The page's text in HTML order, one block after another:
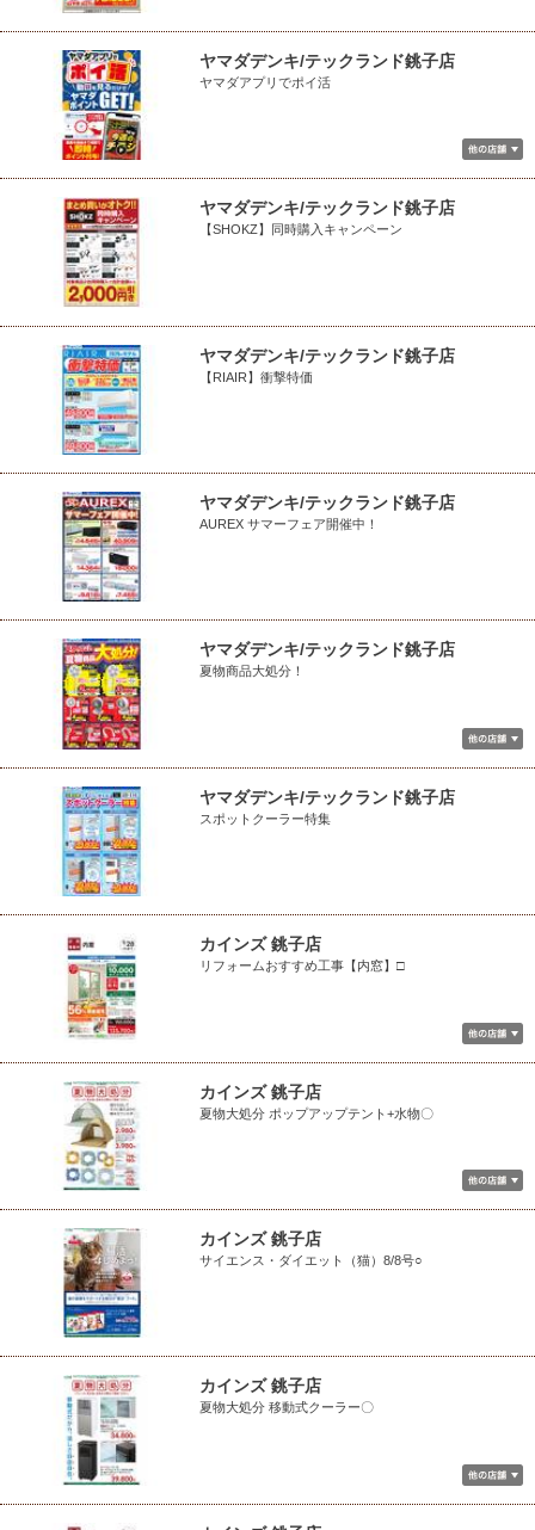
ヤマダデンキ/テックランド銚子店
ヤマダアプリでポイ活
ヤマダデンキ/テックランド銚子店
【SHOKZ】同時購入キャンペーン
ヤマダデンキ/テックランド銚子店
【RIAIR】衝撃特価
ヤマダデンキ/テックランド銚子店
AUREX サマーフェア開催中！
ヤマダデンキ/テックランド銚子店
夏物商品大処分！
ヤマダデンキ/テックランド銚子店
スポットクーラー特集
カインズ 銚子店
リフォームおすすめ工事【内窓】□
カインズ 銚子店
夏物大処分 ポップアップテント+水物〇
カインズ 銚子店
サイエンス・ダイエット（猫）8/8号○
カインズ 銚子店
夏物大処分 移動式クーラー〇